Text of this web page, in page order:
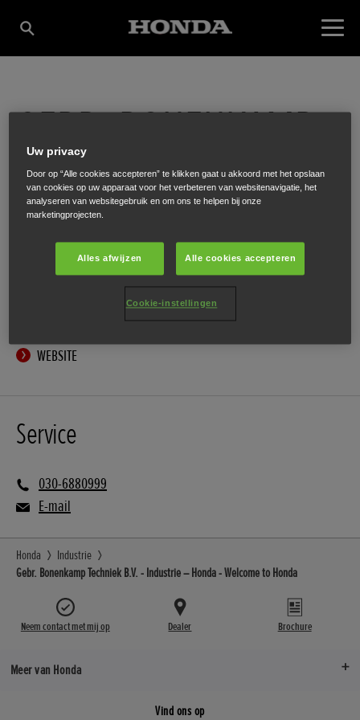
GEBR. BONENKAMP
TECHNIEK B.V.
Tinbergenlaan 9,IJsselstein,3401 MT
WEBSITE
Service
030-6880999
E-mail
Honda
Industrie
Gebr. Bonenkamp Techniek B.V. - Industrie – Honda - Welcome to Honda
Neem contact met mij op Dealer Brochure
Meer van Honda
Vind ons op
Uw privacy
Door op “Alle cookies accepteren” te klikken gaat u akkoord met het opslaan
van cookies op uw apparaat voor het verbeteren van websitenavigatie, het
analyseren van websitegebruik en om ons te helpen bij onze
marketingprojecten.
Alles afwijzen Alle cookies accepteren
Cookie-instellingen